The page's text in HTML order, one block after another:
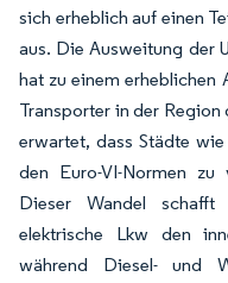
sich erheblich auf einen
aus. Die Ausweitung der
hat zu einem erheblichen
Transporter in der
erwartet, dass Städte
den Euro-VI-Normen zu
Dieser Wandel
elektrische Lkw den
während Diesel- und